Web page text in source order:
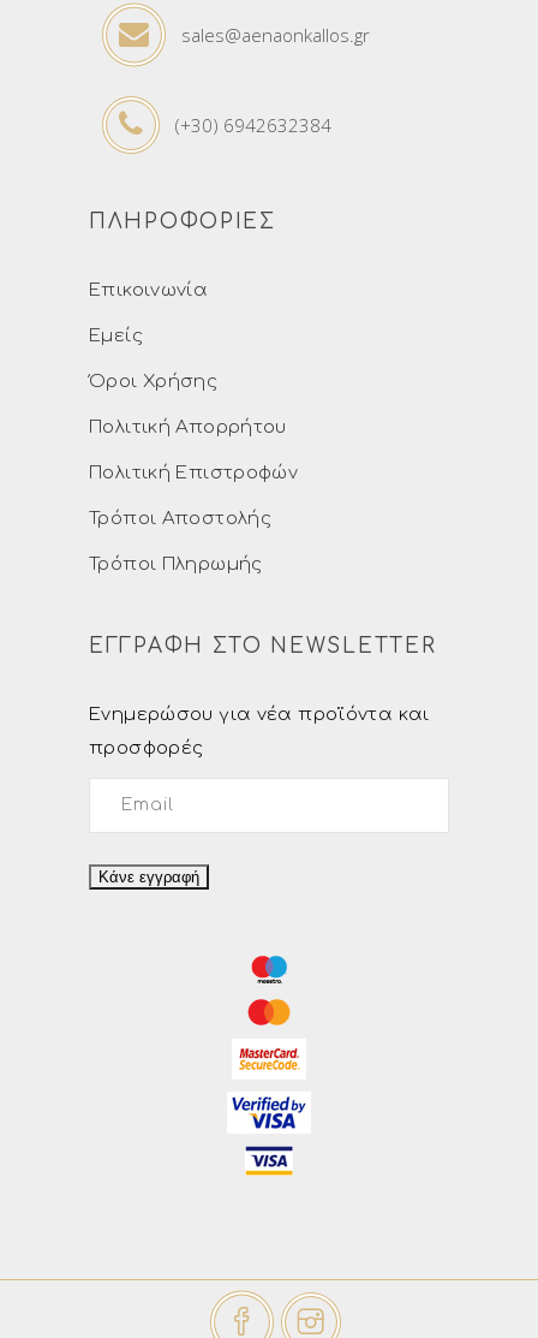
sales@aenaonkallos.gr
(+30) 6942632384
ΠΛΗΡΟΦΟΡΙΕΣ
Επικοινωνία
Εμείς
Όροι Χρήσης
Πολιτική Απορρήτου
Πολιτική Επιστροφών
Τρόποι Αποστολής
Τρόποι Πληρωμής
ΕΓΓΡΑΦΗ ΣΤΟ NEWSLETTER
Ενημερώσου για νέα προϊόντα και
προσφορές